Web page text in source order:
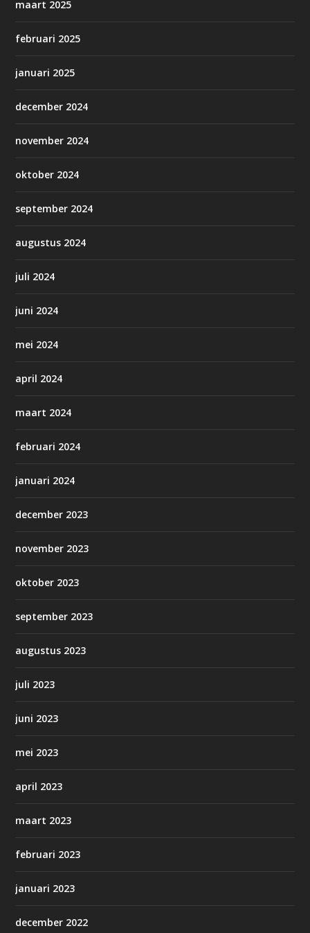
maart 2025
februari 2025
januari 2025
december 2024
november 2024
oktober 2024
september 2024
augustus 2024
juli 2024
juni 2024
mei 2024
april 2024
maart 2024
februari 2024
januari 2024
december 2023
november 2023
oktober 2023
september 2023
augustus 2023
juli 2023
juni 2023
mei 2023
april 2023
maart 2023
februari 2023
januari 2023
december 2022